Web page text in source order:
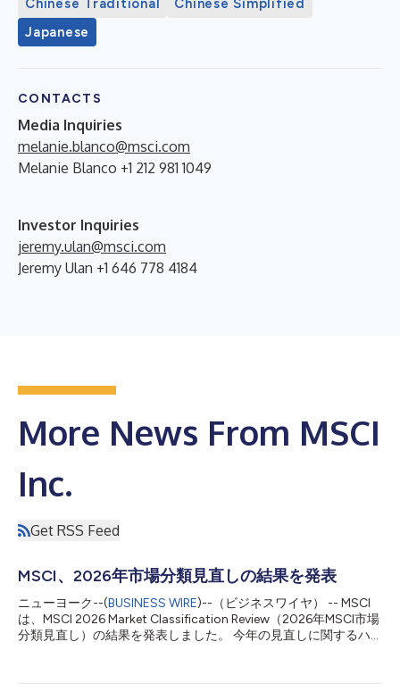
Chinese Traditional
Chinese Simplified
Japanese
CONTACTS
Media Inquiries
melanie.blanco@msci.com
Melanie Blanco +1 212 981 1049
Investor Inquiries
jeremy.ulan@msci.com
Jeremy Ulan +1 646 778 4184
More News From MSCI
Inc.
Get RSS Feed
MSCI、2026年市場分類見直しの結果を発表
ニューヨーク--(BUSINESS WIRE)--（ビジネスワイヤ） -- MSCI
は、MSCI 2026 Market Classification Review（2026年MSCI市場
分類見直し）の結果を発表しました。 今年の見直しに関するハ
トルコの株式市場における株主の透明性および協調的な取引に関